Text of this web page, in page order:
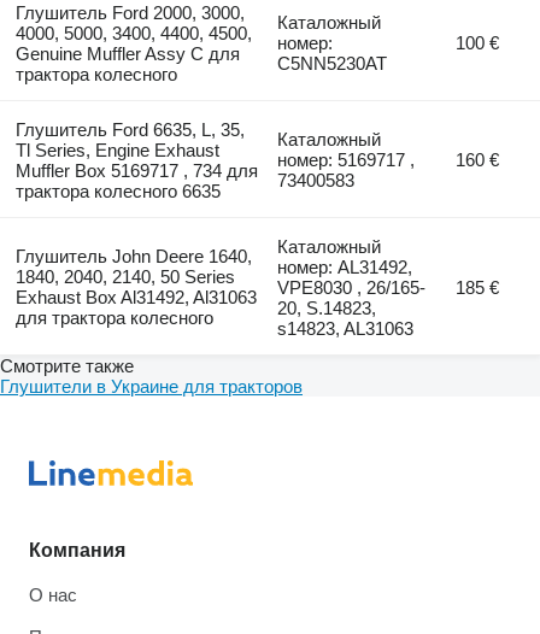
Глушитель Ford 2000, 3000,
4000, 5000, 3400, 4400, 4500,
Genuine Muffler Assy C для
трактора колесного
Каталожный
номер:
C5NN5230AT
100 €
Глушитель Ford 6635, L, 35,
Tl Series, Engine Exhaust
Muffler Box 5169717 , 734 для
трактора колесного 6635
Каталожный
номер: 5169717 ,
73400583
160 €
Глушитель John Deere 1640,
1840, 2040, 2140, 50 Series
Exhaust Box Al31492, Al31063
для трактора колесного
Каталожный
номер: AL31492,
VPE8030 , 26/165-
20, S.14823,
s14823, AL31063
185 €
Смотрите также
Глушители в Украине для тракторов
Компания
О нас